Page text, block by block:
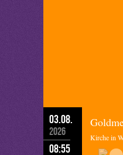
03.08.
2026
08:55
Kirche in